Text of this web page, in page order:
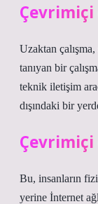
Çevrimiçi
Uzaktan çalışma,
tanıyan bir
teknik iletişim
dışındaki bir
Bu, insanların
yerine İnternet